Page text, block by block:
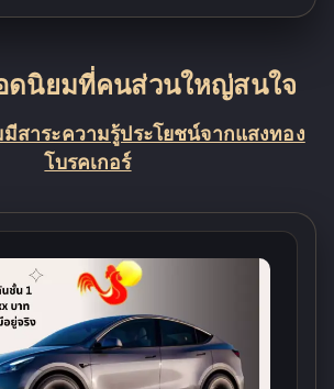
ดนิยมที่คนส่วนใหญ่สนใจ
สาระความรู้ประโยชน์จากแสงทอง
โบรคเกอร์